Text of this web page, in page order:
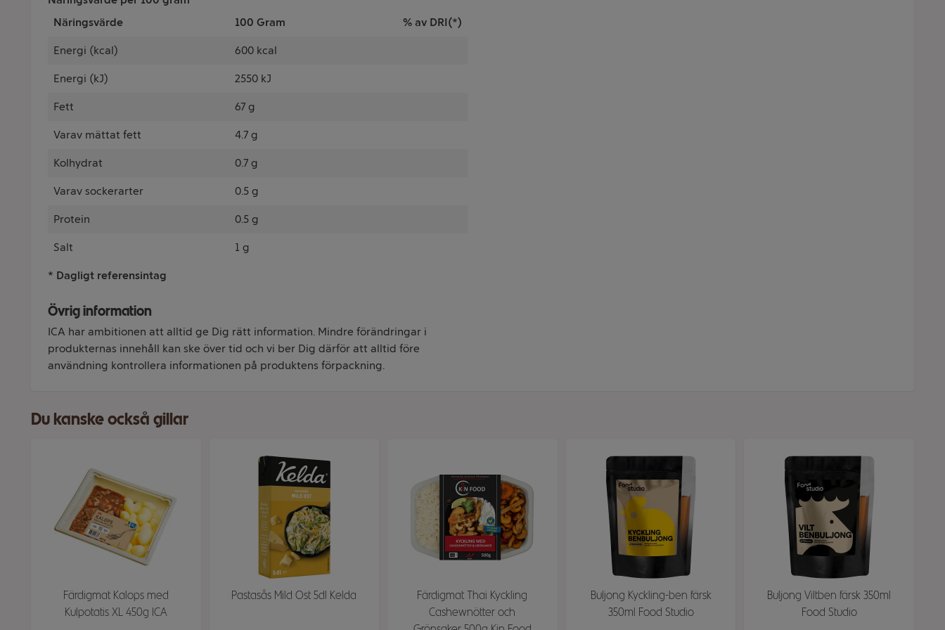
Näringsvärde
100 Gram % av DRI(*)
Energi (kcal) 600 kcal
Energi (kJ) 2550 kJ
Fett 67 g
Varav mättat fett 4.7 g
Kolhydrat 0.7 g
Varav sockerarter 0.5 g
Protein 0.5 g
Salt 1 g
* Dagligt referensintag
Övrig information
ICA har ambitionen att alltid ge Dig rätt information. Mindre förändringar i
produkternas innehåll kan ske över tid och vi ber Dig därför att alltid före
användning kontrollera informationen på produktens förpackning.
Du kanske också gillar
Färdigmat Kalops med
Kulpotatis XL 450g ICA
Pastasås Mild Ost 5dl Kelda
Färdigmat Thai Kyckling
Cashewnötter och
Buljong Kyckling-ben färsk
350ml Food Studio
Buljong Viltben färsk 350ml
Food Studio